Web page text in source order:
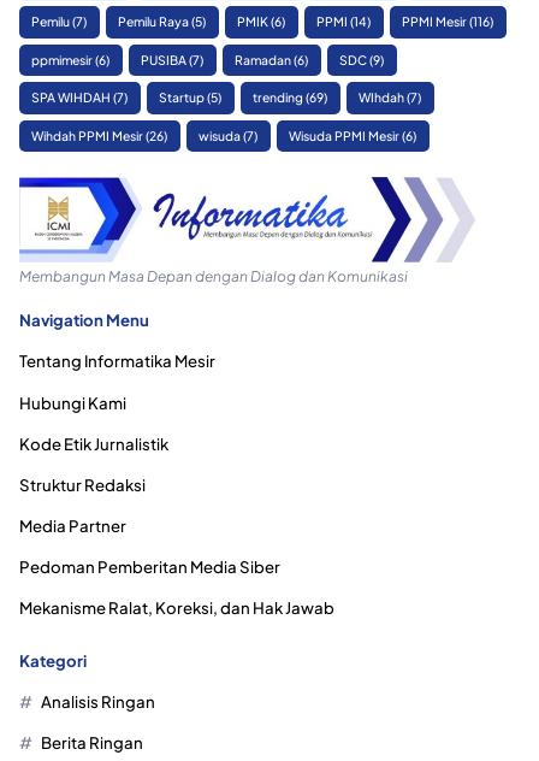
Pemilu(7) Pemilu Raya(5) PMIK(6) PPMI (14) PPMI Mesir(116)
ppmimesir(6) PUSIBA(7) Ramadan(6) SDC(9)
SPA WIHDAH (7) Startup(5) trending (69) WIhdah(7)
Wihdah PPMI Mesir(26) wisuda(7) Wisuda PPMI Mesir(6)
Membangun Masa Depan dengan Dialog dan Komunikasi
Navigation Menu
Tentang Informatika Mesir
Hubungi Kami
Kode Etik Jurnalistik
Struktur Redaksi
Media Partner
Pedoman Pemberitan Media Siber
Mekanisme Ralat, Koreksi, dan Hak Jawab
Kategori
Analisis Ringan
Berita Ringan